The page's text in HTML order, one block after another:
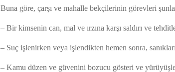
Buna göre, çarşı ve mahalle bekçilerinin görevleri
– Bir kimsenin can, mal ve ırzına karşı saldırı ve
– Suç işlenirken veya işlendikten hemen sonra,
– Kamu düzen ve güvenini bozucu gösteri ve